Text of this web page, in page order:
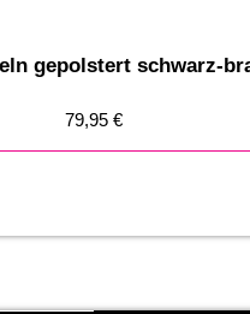
gepolstert schwarz-
79,95 €